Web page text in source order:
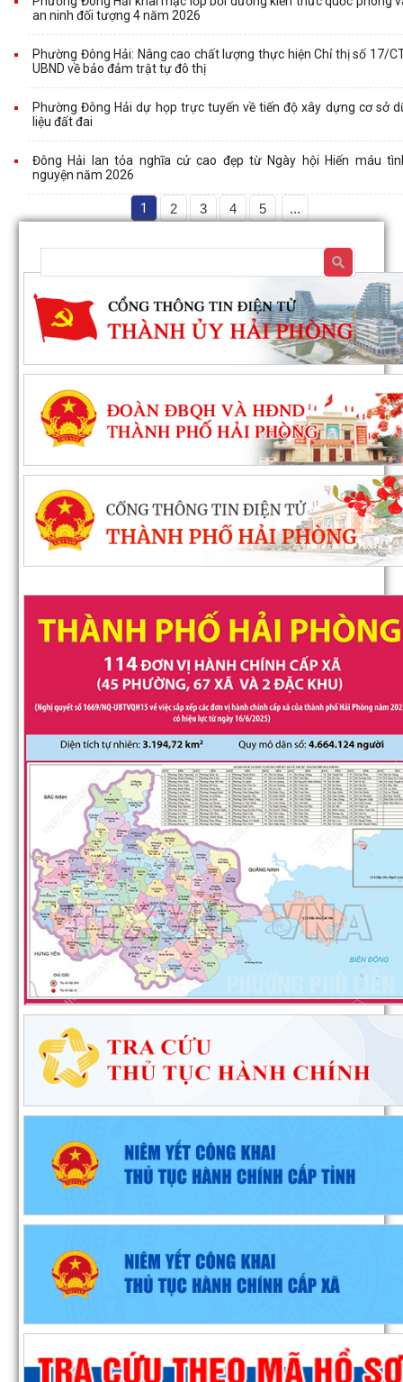
an ninh đối tượng 4 năm 2026
Phường Đông Hải: Nâng cao chất lượng thực hiện Chỉ thị số 17/
UBND về bảo đảm trật tự đô thị
Phường Đông Hải dự họp trực tuyến về tiến độ xây dựng cơ sở
liệu đất đai
Đông Hải lan tỏa nghĩa cử cao đẹp từ Ngày hội Hiến máu
nguyện năm 2026
1 2 3 4 5 ...